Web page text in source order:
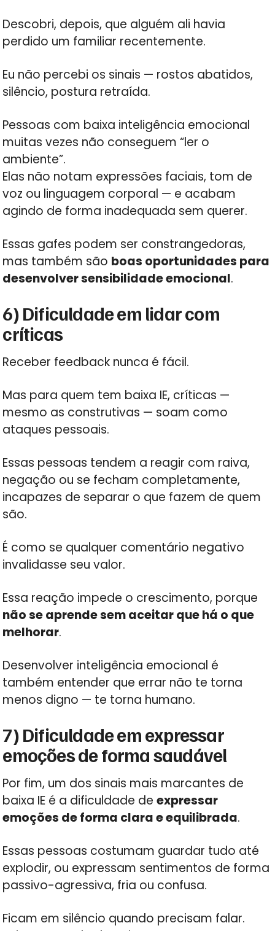
Descobri, depois, que alguém ali havia
perdido um familiar recentemente.
Eu não percebi os sinais — rostos abatidos,
silêncio, postura retraída.
Pessoas com baixa inteligência emocional
muitas vezes não conseguem “ler o
ambiente”.
Elas não notam expressões faciais, tom de
voz ou linguagem corporal — e acabam
agindo de forma inadequada sem querer.
Essas gafes podem ser constrangedoras,
mas também são boas oportunidades para
desenvolver sensibilidade emocional.
6) Dificuldade em lidar com
críticas
Receber feedback nunca é fácil.
Mas para quem tem baixa IE, críticas —
mesmo as construtivas — soam como
ataques pessoais.
Essas pessoas tendem a reagir com raiva,
negação ou se fecham completamente,
incapazes de separar o que fazem de quem
são.
É como se qualquer comentário negativo
invalidasse seu valor.
Essa reação impede o crescimento, porque
não se aprende sem aceitar que há o que
melhorar.
Desenvolver inteligência emocional é
também entender que errar não te torna
menos digno — te torna humano.
7) Dificuldade em expressar
emoções de forma saudável
Por fim, um dos sinais mais marcantes de
baixa IE é a dificuldade deexpressar
emoções de forma clara e equilibrada.
Essas pessoas costumam guardar tudo até
explodir, ou expressam sentimentos de forma
passivo-agressiva, fria ou confusa.
Ficam em silêncio quando precisam falar.